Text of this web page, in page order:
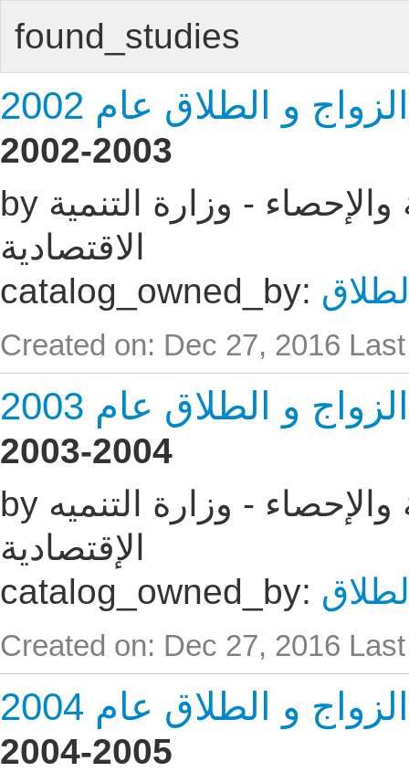
found_studies
و الطلاق عام 2002
2002-2003
by الجهاز المركزى للتعبئه العامة والإحصاء - وزارة التنمية
الاقتصادية
catalog_owned_by:
Created on: Dec 27, 2016
و الطلاق عام 2003
2003-2004
by الجهاز المركزى للتعبئه العامة والإحصاء - وزارة التنميه
الإقتصادية
catalog_owned_by:
Created on: Dec 27, 2016
و الطلاق عام 2004
2004-2005